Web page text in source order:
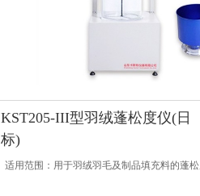
KST205-III型羽绒蓬松度仪(日
标)